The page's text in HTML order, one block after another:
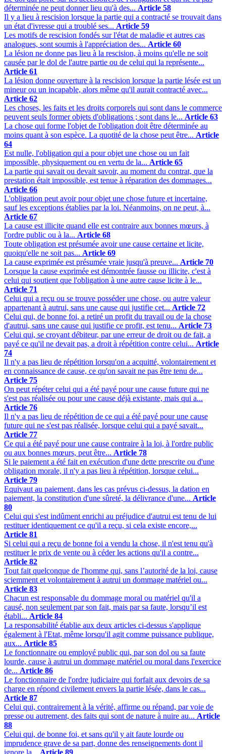
déterminée ne peut donner lieu qu'à des... Article 58
Il y a lieu à rescision lorsque la partie qui a contracté se trouvait dans
un état d'ivresse qui a troublé ses... Article 59
Les motifs de rescision fondés sur l'état de maladie et autres cas
analogues, sont soumis à l'appréciation des... Article 60
La lésion ne donne pas lieu à la rescision, à moins qu'elle ne soit
causée par le dol de l'autre partie ou de celui qui la représente...
Article 61
La lésion donne ouverture à la rescision lorsque la partie lésée est un
mineur ou un incapable, alors même qu'il aurait contracté avec...
Article 62
Les choses, les faits et les droits corporels qui sont dans le commerce
peuvent seuls former objets d'obligations ; sont dans le... Article 63
La chose qui forme l'objet de l'obligation doit être déterminée au
moins quant à son espèce. La quotité de la chose peut être... Article
64
Est nulle, l'obligation qui a pour objet une chose ou un fait
impossible, physiquement ou en vertu de la... Article 65
La partie qui savait ou devait savoir, au moment du contrat, que la
prestation était impossible, est tenue à réparation des dommages...
Article 66
L'obligation peut avoir pour objet une chose future et incertaine,
sauf les exceptions établies par la loi. Néanmoins, on ne peut, à...
Article 67
La cause est illicite quand elle est contraire aux bonnes mœurs, à
l'ordre public ou à la... Article 68
Toute obligation est présumée avoir une cause certaine et licite,
quoiqu'elle ne soit pas... Article 69
La cause exprimée est présumée vraie jusqu'à preuve... Article 70
Lorsque la cause exprimée est démontrée fausse ou illicite, c'est à
celui qui soutient que l'obligation à une autre cause licite à le...
Article 71
Celui qui a reçu ou se trouve posséder une chose, ou autre valeur
appartenant à autrui, sans une cause qui justifie cet... Article 72
Celui qui, de bonne foi, a retiré un profit du travail ou de la chose
d'autrui, sans une cause qui justifie ce profit, est tenu... Article 73
Celui qui, se croyant débiteur, par une erreur de droit ou de fait, a
payé ce qu'il ne devait pas, a droit à répétition contre celui... Article
74
Il n'y a pas lieu de répétition lorsqu'on a acquitté, volontairement et
en connaissance de cause, ce qu'on savait ne pas être tenu de...
Article 75
On peut répéter celui qui a été payé pour une cause future qui ne
s'est pas réalisée ou pour une cause déjà existante, mais qui a...
Article 76
Il n'y a pas lieu de répétition de ce qui a été payé pour une cause
future qui ne s'est pas réalisée, lorsque celui qui a payé savait...
Article 77
Ce qui a été payé pour une cause contraire à la loi, à l'ordre public
ou aux bonnes mœurs, peut être... Article 78
Si le paiement a été fait en exécution d'une dette prescrite ou d'une
obligation morale, il n'y a pas lieu à répétition, lorsque celui...
Article 79
Equivaut au paiement, dans les cas prévus ci-dessus, la dation en
paiement, la constitution d'une sûreté, la délivrance d'une... Article
80
Celui qui s'est indûment enrichi au préjudice d'autrui est tenu de lui
restituer identiquement ce qu'il a reçu, si cela existe encore,...
Article 81
Si celui qui a reçu de bonne foi a vendu la chose, il n'est tenu qu'à
restituer le prix de vente ou à céder les actions qu'il a contre...
Article 82
Tout fait quelconque de l'homme qui, sans l’autorité de la loi, cause
sciemment et volontairement à autrui un dommage matériel ou...
Article 83
Chacun est responsable du dommage moral ou matériel qu'il a
causé, non seulement par son fait, mais par sa faute, lorsqu’il est
établi... Article 84
La responsabilité établie aux deux articles ci-dessus s'applique
également à l'Etat, même lorsqu'il agit comme puissance publique,
aux... Article 85
Le fonctionnaire ou employé public qui, par son dol ou sa faute
lourde, cause à autrui un dommage matériel ou moral dans l'exercice
de... Article 86
Le fonctionnaire de l'ordre judiciaire qui forfait aux devoirs de sa
charge en répond civilement envers la partie lésée, dans le cas...
Article 87
Celui qui, contrairement à la vérité, affirme ou répand, par voie de
presse ou autrement, des faits qui sont de nature à nuire au... Article
88
Celui qui, de bonne foi, et sans qu'il y ait faute lourde ou
imprudence grave de sa part, donne des renseignements dont il
ignore la... Article 89